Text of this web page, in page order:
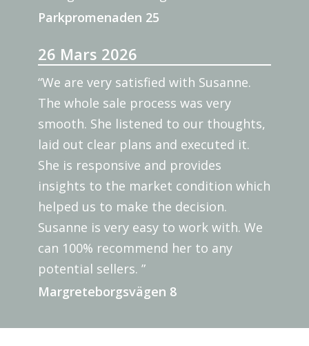
Parkpromenaden 25
26 Mars 2026
“We are very satisfied with Susanne.
The whole sale process was very
smooth. She listened to our thoughts,
laid out clear plans and executed it.
She is responsive and provides
insights to the market condition which
helped us to make the decision.
Susanne is very easy to work with. We
can 100% recommend her to any
potential sellers. ”
Margreteborgsvägen 8